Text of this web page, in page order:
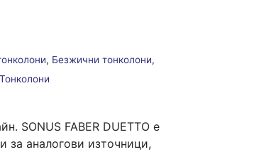
, Безжични тонколони,
Тонколони
SONUS FABER DUETTO е
за аналогови източници,